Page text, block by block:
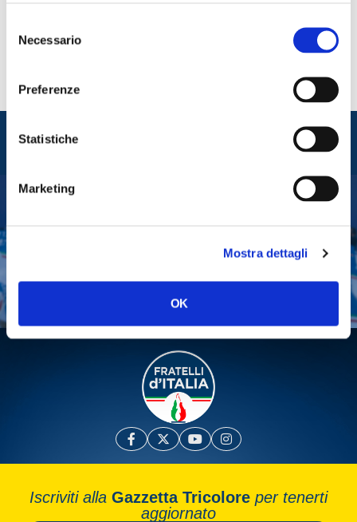
delNecessario
Preferenze
Statistiche
Marketing
Mostra dettagli
OK
competitività”. Con queste parole l’eurodeputato di
Fratelli d’Italia- Ecr Denis Nesci esprime soddisfazione
coesione 2021-2027 in Calabria. “Il Governo […]
Entra nel mondo di
Fai una donazione
Leggi la Gazzetta Tricolore
Iscriviti alla Gazzetta Tricolore per tenerti
aggiornato